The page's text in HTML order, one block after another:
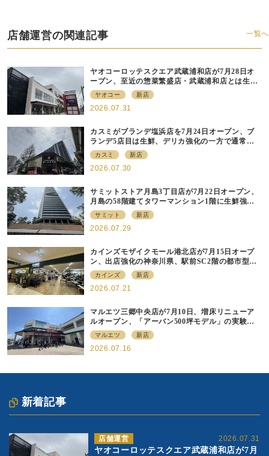
新着記事
2026.07.31
店舗運営
ヤオコーロッテスクエア武蔵浦和店が7月
店舗運営の関連記事 一覧へ
ヤオコーロッテスクエア武蔵浦和店が7月28日オ
ープン、至近の惣菜繁盛店・武蔵浦和店とは生鮮
強化、ですみ分け
ヤオコー 新店
2026.07.31
カスミがブランデ塩浜店を7月24日オープン、ブ
ランデ5店目は生鮮、デリカ強化の一方で通常店
の要素も取り入れ
カスミ 新店
2026.07.30
サミットストア月島3丁目店が7月22日オープン、
月島の58階建てタワーマンション1階に生鮮強化
の小商圏型店を出店
サミット 新店
2026.07.29
カインズモザイクモール港北店が7月15日オープ
ン、出店強化の神奈川県、駅前SC2階の都市型小
型店
カインズ 新店
2026.07.21
マルエツ三郷中央店が7月10日、増床リニューア
ルオープン、「アーバン500坪モデル」の実験を
集大成、駅前立地受け、寿司を象徴に
マルエツ 新店
2026.07.16